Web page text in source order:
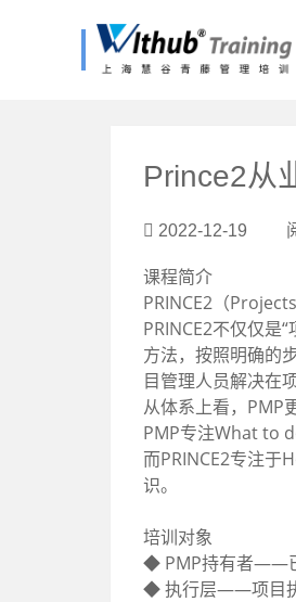
Prince2从
2022-12-19
课程简介
PRINCE2（
PRINCE2不仅仅是
方法，按照明确的
目管理人员解决在
从体系上看，PMP
PMP专注What to
而PRINCE2专注于
识。
培训对象
◆ PMP持有者——已
◆ 执行层——项目执